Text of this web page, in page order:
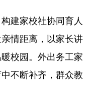
建家校社协同育人
情距离，以家长讲
校园。外出务工家
不断补齐，群众教